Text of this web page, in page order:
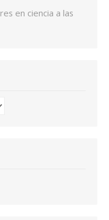
en ciencia a las